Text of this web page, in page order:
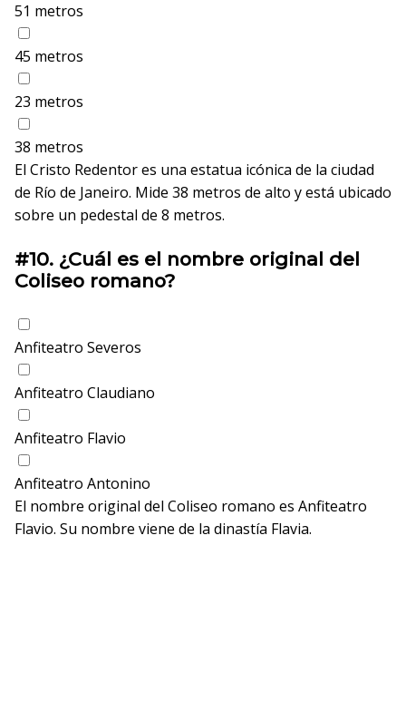
51 metros
45 metros
23 metros
38 metros
El Cristo Redentor es una estatua icónica de la ciudad
de Río de Janeiro. Mide 38 metros de alto y está ubicado
sobre un pedestal de 8 metros.
#10. ¿Cuál es el nombre original del
Coliseo romano?
Anfiteatro Severos
Anfiteatro Claudiano
Anfiteatro Flavio
Anfiteatro Antonino
El nombre original del Coliseo romano es Anfiteatro
Flavio. Su nombre viene de la dinastía Flavia.